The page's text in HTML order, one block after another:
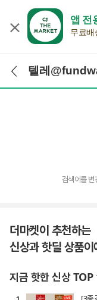
앱 전
무료배
검색어 입력
검색어를
더마켓이 추천하는
신상과 핫딜 상품
지금 핫한 신상 TOP